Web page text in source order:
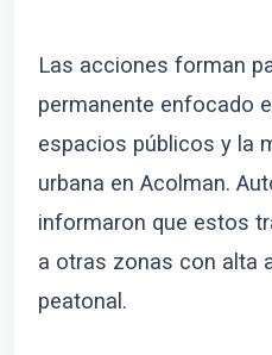
Las acciones forman
permanente enfocado
espacios públicos y la
urbana en Acolman.
informaron que estos
a otras zonas con alta
peatonal.